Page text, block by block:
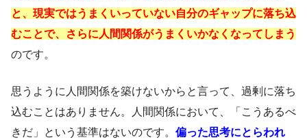
と、現実ではうまくいっていない自分のギャップに落ち込
むことで、さらに人間関係がうまくいかなくなってしまう
のです。
思うように人間関係を築けないからと言って、過剰に落ち
込むことはありません。人間関係において、「こうあるべ
きだ」という基準はないのです。 偏った思考にとらわれ